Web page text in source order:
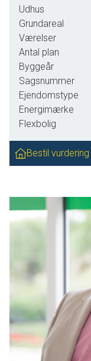
præsenterer sig i
skaber en
Den store lyse
du nyde mange
Fra stuen er der
terrasse, hvor du
morgen til aften.
have, som kræver
dem, der ønsker at
havearbejde.
Køkkenet ligger i
gør det let at
børnene mens
stort soveværelse
plads til hele
kontorplads.
med alle
Beliggende på en
uden
dem der blot søger
Ejendommen
Udhus
Grundareal
Værelser
Antal plan
Byggeår
Sagsnummer
Ejendomstype
Energimærke
Flexbolig
Bestil vurdering